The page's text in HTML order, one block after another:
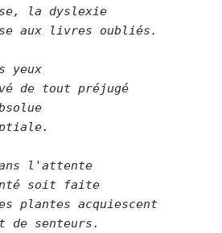
la dyslexie
aux livres oubliés.
yeux
de tout préjugé
nuptiale.
l'attente
soit faite
plantes acquiescent
de senteurs.